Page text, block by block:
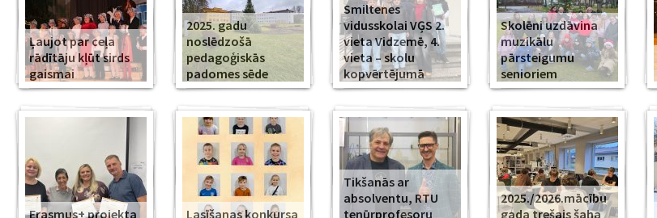
Ļaujot par ceļa
rādītāju kļūt sirds
gaismai
2025. gadu
noslēdzošā
pedagoģiskās
padomes sēde
Smiltenes
vidusskolai VĢS 2.
vieta Vidzemē, 4.
vieta – skolu
kopvērtējumā
Skolēni uzdāvina
muzikālu
pārsteigumu
senioriem
Erasmus+ projekta
Lasīšanas konkursa
Tikšanās ar
absolventu, RTU
tenūrprofesoru
2025./2026.mācību
gada trešais šaha